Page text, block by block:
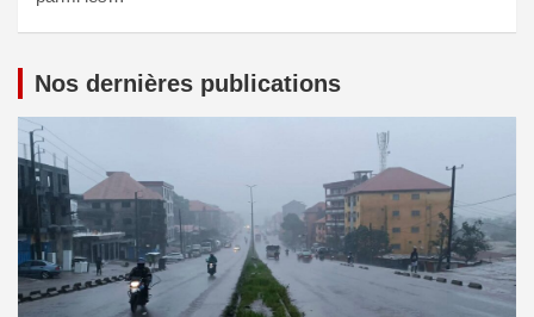
Nos dernières publications